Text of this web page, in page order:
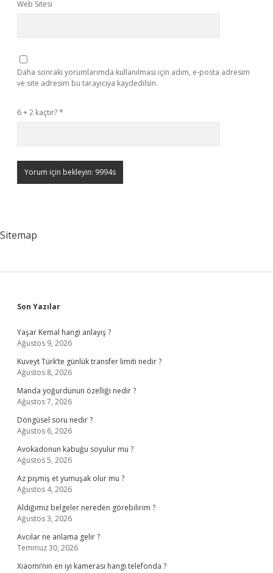
Web Sitesi
Daha sonraki yorumlarımda kullanılması için adım, e-posta adresim
ve site adresim bu tarayıcıya kaydedilsin.
6 + 2 kaçtır?*
Sitemap
Sidebar
Son Yazılar
Yaşar Kemal hangi anlayış ?
Ağustos 9, 2026
Kuveyt Türk’te günlük transfer limiti nedir ?
Ağustos 8, 2026
Manda yoğurdunun özelliği nedir ?
Ağustos 7, 2026
Döngüsel soru nedir ?
Ağustos 6, 2026
Avokadonun kabuğu soyulur mu ?
Ağustos 5, 2026
Az pişmiş et yumuşak olur mu ?
Ağustos 4, 2026
Aldığımız belgeler nereden görebilirim ?
Ağustos 3, 2026
Avcılar ne anlama gelir ?
Temmuz 30, 2026
Xiaomi’nin en iyi kamerası hangi telefonda ?